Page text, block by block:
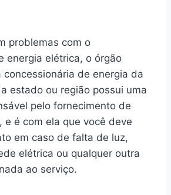
problemas com o
energia elétrica, o órgão
concessionária de energia da
estado ou região possui uma
pelo fornecimento de
e é com ela que você deve
em caso de falta de luz,
elétrica ou qualquer outra
ao serviço.